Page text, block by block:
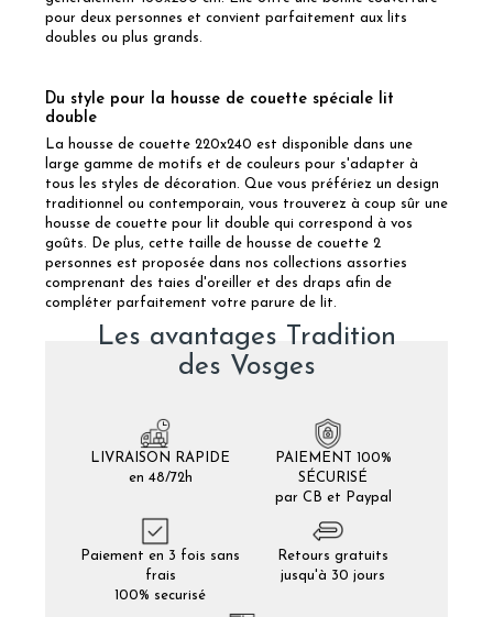
pour deux personnes et convient parfaitement aux lits
doubles ou plus grands.
Du style pour la housse de couette spéciale lit
double
La housse de couette 220x240 est disponible dans une
large gamme de motifs et de couleurs pour s'adapter à
tous les styles de décoration. Que vous préfériez un design
traditionnel ou contemporain, vous trouverez à coup sûr une
housse de couette pour lit double qui correspond à vos
goûts. De plus, cette taille de housse de couette 2
personnes est proposée dans nos collections assorties
comprenant des taies d'oreiller et des draps afin de
compléter parfaitement votre parure de lit.
Les avantages Tradition
des Vosges
LIVRAISON RAPIDE
en 48/72h
PAIEMENT 100%
SÉCURISÉ
par CB et Paypal
Paiement en 3 fois sans
frais
100% securisé
Retours gratuits
jusqu'à 30 jours